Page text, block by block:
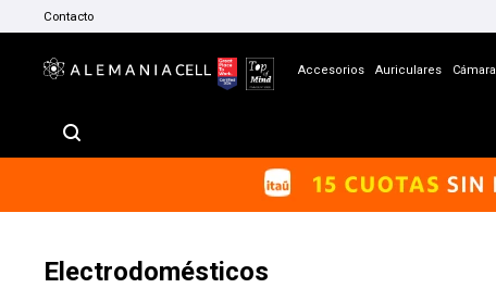
Accesorios Auriculares Cámara
Contacto
Electrodomésticos